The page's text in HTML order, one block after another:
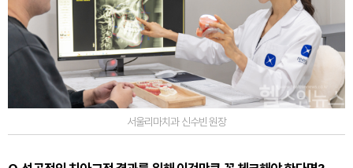
서울리마치과 신수빈 원장